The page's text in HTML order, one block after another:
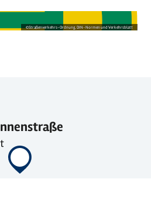
©Straßenverkehrs-Ordnung, DIN-Normen und Verkehrsblatt